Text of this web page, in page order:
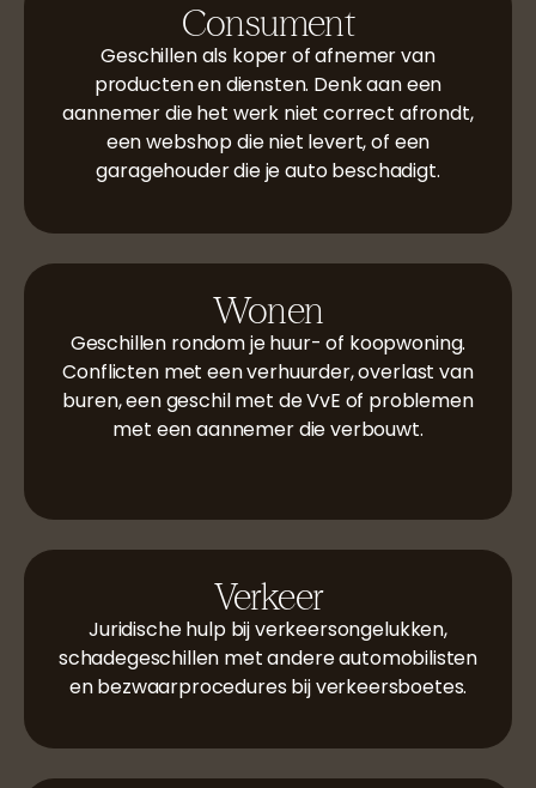
Consument
Geschillen als koper of afnemer van
producten en diensten. Denk aan een
aannemer die het werk niet correct afrondt,
een webshop die niet levert, of een
garagehouder die je auto beschadigt.
Wonen
Geschillen rondom je huur- of koopwoning.
Conflicten met een verhuurder, overlast van
buren, een geschil met de VvE of problemen
met een aannemer die verbouwt.
Verkeer
Juridische hulp bij verkeersongelukken,
schadegeschillen met andere automobilisten
en bezwaarprocedures bij verkeersboetes.